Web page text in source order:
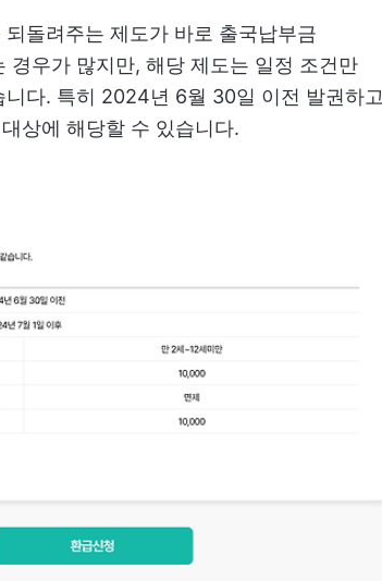
돌려주는 제도가 바로 출국납부금
경우가 많지만, 해당 제도는 일정 조건만
다. 특히 2024년 6월 30일 이전 발권하고
상에 해당할 수 있습니다.